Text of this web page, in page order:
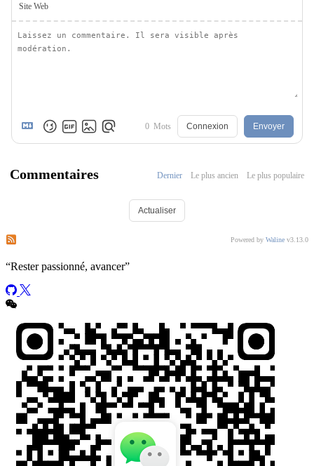
Site Web
0 Mots Connexion Envoyer
Commentaires Dernier Le plus ancien Le plus populaire
Actualiser
S’abonner aux commentaires de ce sitePowered by Waline v3.13.0
“Rester passionné, avancer”